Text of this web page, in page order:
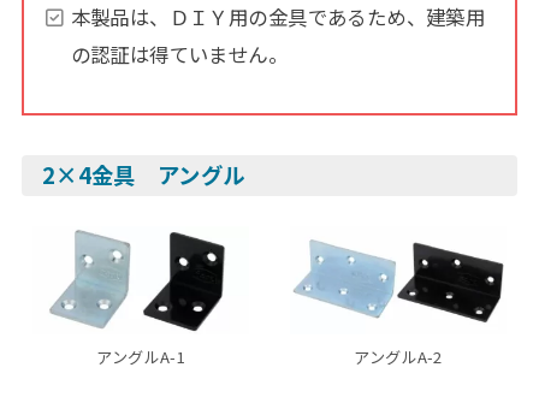
本製品は、ＤＩＹ用の金具であるため、建築用
の認証は得ていません。
2×4金具 アングル
アングルA-1 アングルA-2